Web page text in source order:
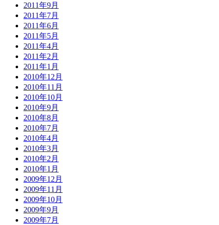
2011年9月
2011年7月
2011年6月
2011年5月
2011年4月
2011年2月
2011年1月
2010年12月
2010年11月
2010年10月
2010年9月
2010年8月
2010年7月
2010年4月
2010年3月
2010年2月
2010年1月
2009年12月
2009年11月
2009年10月
2009年9月
2009年7月